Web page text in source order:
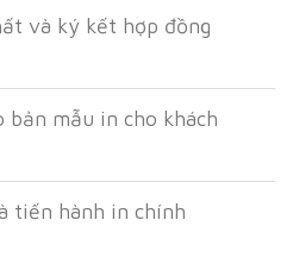
và ký kết hợp đồng
mẫu in cho khách
tiến hành in chính